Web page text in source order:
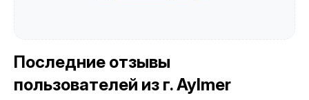
Последние отзывы
пользователей из г. Aylmer